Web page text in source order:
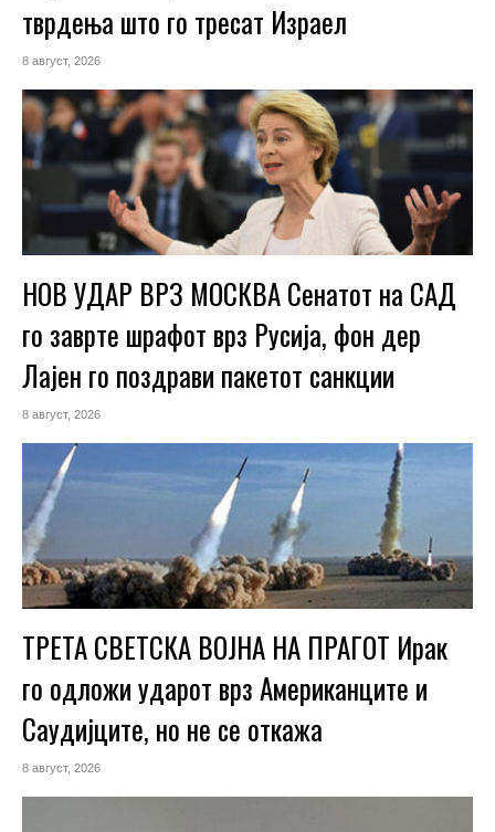
тврдења што го тресат Израел
8 август, 2026
НОВ УДАР ВРЗ МОСКВА Сенатот на САД
го заврте шрафот врз Русија, фон дер
Лајен го поздрави пакетот санкции
8 август, 2026
ТРЕТА СВЕТСКА ВОЈНА НА ПРАГОТ Ирак
го одложи ударот врз Американците и
Саудијците, но не се откажа
8 август, 2026